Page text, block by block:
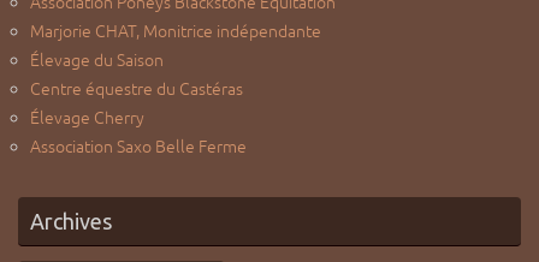
Marjorie CHAT, Monitrice indépendante
Élevage du Saison
Centre équestre du Castéras
Élevage Cherry
Association Saxo Belle Ferme
Archives